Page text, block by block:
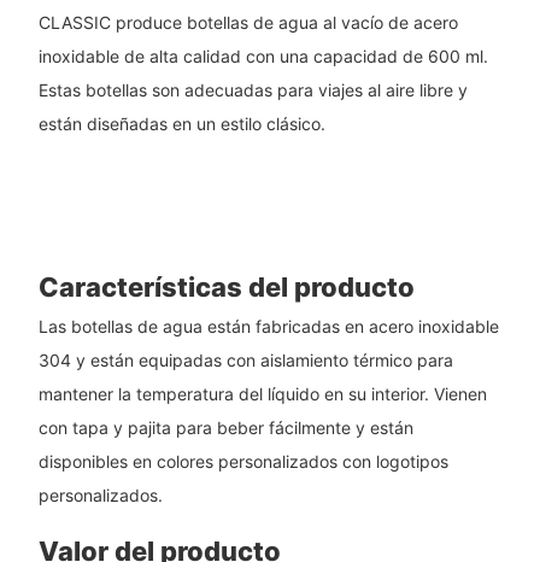
CLASSIC produce botellas de agua al vacío de acero
inoxidable de alta calidad con una capacidad de 600 ml.
Estas botellas son adecuadas para viajes al aire libre y
están diseñadas en un estilo clásico.
Características del producto
Las botellas de agua están fabricadas en acero inoxidable
304 y están equipadas con aislamiento térmico para
mantener la temperatura del líquido en su interior. Vienen
con tapa y pajita para beber fácilmente y están
disponibles en colores personalizados con logotipos
personalizados.
Valor del producto